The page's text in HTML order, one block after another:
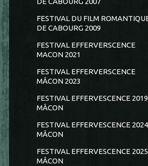
FESTIVAL DU FILM
DE CABOURG 2009
FESTIVAL EFFERVERSCENCE
MACON 2021
FESTIVAL EFFERVERSCENCE
MÂCON 2023
FESTIVAL EFFERVESCENCE 2019
MÂCON
FESTIVAL EFFERVESCENCE 2024
MÂCON
FESTIVAL EFFERVESCENCE 2025
MÂCON